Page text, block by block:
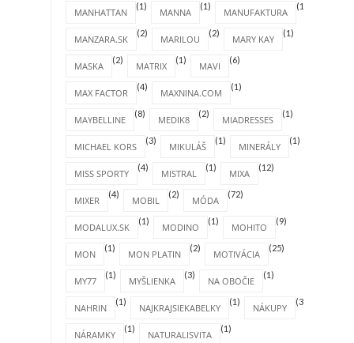
MANHATTAN
(1)
MANNA
(1)
MANUFAKTURA
(1)
MANZARA.SK
(2)
MARILOU
(2)
MARY KAY
(1)
MASKA
(2)
MATRIX
(1)
MAVI
(6)
MAX FACTOR
(4)
MAXNINA.COM
(1)
MAYBELLINE
(8)
MEDIK8
(2)
MIADRESSES
(1)
MICHAEL KORS
(3)
MIKULÁŠ
(1)
MINERÁLY
(1)
MISS SPORTY
(4)
MISTRAL
(1)
MIXA
(12)
MIXER
(4)
MOBIL
(2)
MÓDA
(72)
MODALUX.SK
(1)
MODINO
(1)
MOHITO
(9)
MON
(1)
MON PLATIN
(2)
MOTIVÁCIA
(25)
MY77
(1)
MYŠLIENKA
(3)
NA OBOČIE
(1)
NAHRIN
(1)
NAJKRAJSIEKABELKY
(1)
NÁKUPY
(31)
NÁRAMKY
(1)
NATURALISVITA
(1)